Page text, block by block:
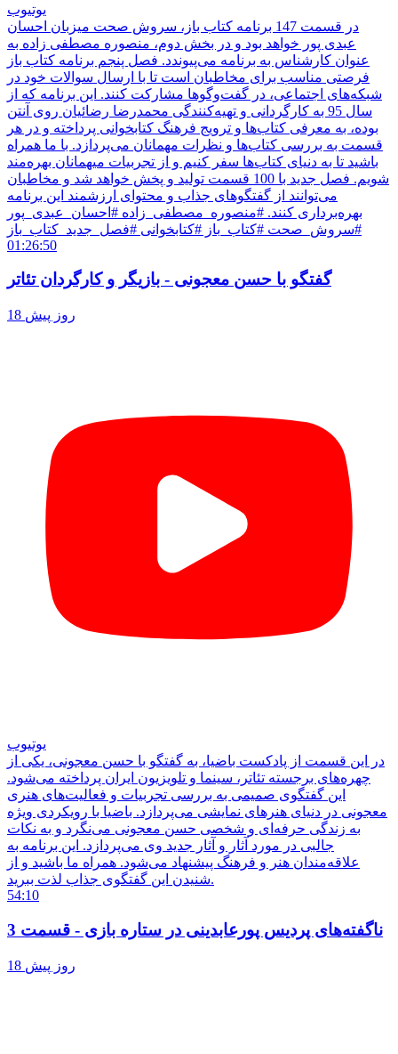
یوتیوب
در قسمت 147 برنامه کتاب باز، سروش صحت میزبان احسان
عبدی پور خواهد بود و در بخش دوم، منصوره مصطفی زاده به
عنوان کارشناس به برنامه می‌پیوندد. فصل پنجم برنامه کتاب باز
فرصتی مناسب برای مخاطبان است تا با ارسال سوالات خود در
شبکه‌های اجتماعی، در گفت‌وگوها مشارکت کنند. این برنامه که از
سال 95 به کارگردانی و تهیه‌کنندگی محمدرضا رضائیان روی آنتن
بوده، به معرفی کتاب‌ها و ترویج فرهنگ کتابخوانی پرداخته و در هر
قسمت به بررسی کتاب‌ها و نظرات مهمانان می‌پردازد. با ما همراه
باشید تا به دنیای کتاب‌ها سفر کنیم و از تجربیات میهمانان بهره‌مند
شویم. فصل جدید با 100 قسمت تولید و پخش خواهد شد و مخاطبان
می‌توانند از گفتگوهای جذاب و محتوای ارزشمند این برنامه
بهره‌برداری کنند. #منصوره_مصطفی_زاده #احسان_عبدی_پور
#سروش_صحت #کتاب_باز #کتابخوانی #فصل_جدید_کتاب_باز
01:26:50
گفتگو با حسن معجونی - بازیگر و کارگردان تئاتر
18 روز پیش
یوتیوب
در این قسمت از پادکست باضیا، به گفتگو با حسن معجونی، یکی از
چهره‌های برجسته تئاتر، سینما و تلویزیون ایران پرداخته می‌شود.
این گفتگوی صمیمی به بررسی تجربیات و فعالیت‌های هنری
معجونی در دنیای هنرهای نمایشی می‌پردازد. باضیا با رویکردی ویژه
به زندگی حرفه‌ای و شخصی حسن معجونی می‌نگرد و به نکات
جالبی در مورد آثار و آثار جدید وی می‌پردازد. این برنامه به
علاقه‌مندان هنر و فرهنگ پیشنهاد می‌شود. همراه ما باشید و از
شنیدن این گفتگوی جذاب لذت ببرید.
54:10
ناگفته‌های پردیس پورعابدینی در ستاره بازی - قسمت 3
18 روز پیش